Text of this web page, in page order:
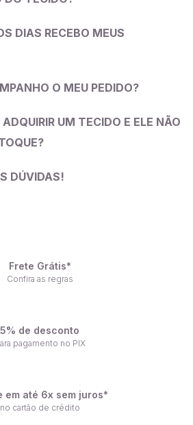
DIAS RECEBO MEUS
O MEU PEDIDO?
UM TECIDO E ELE NÃO
DÚVIDAS!
Frete Grátis*
Confira as regras
5% de desconto
pagamento no PIX
em até 6x sem juros*
no cartão de crédito